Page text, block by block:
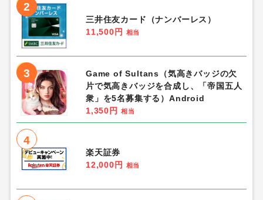
2
三井住友カード（ナンバーレス）
11,500円
相当
3
Game of Sultans（気高きバッジの欠
片で気高きバッジを合成し、「帝国五人
衆」を5名募集する）Android
1,350円
相当
4
楽天証券
12,000円
相当